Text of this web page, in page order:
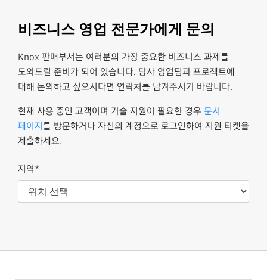
비즈니스 영업 전문가에게 문의
Knox 판매부서는 여러분의 가장 중요한 비즈니스 과제를
도와드릴 준비가 되어 있습니다. 당사 영업팀과 프로젝트에
대해 논의하고 싶으시다면 연락처를 남겨주시기 바랍니다.
현재 사용 중인 고객이며 기술 지원이 필요한 경우 문서
페이지 를 방문하거나 자신의 계정으로 로그인하여 지원 티켓을
제출하세요.
지역*